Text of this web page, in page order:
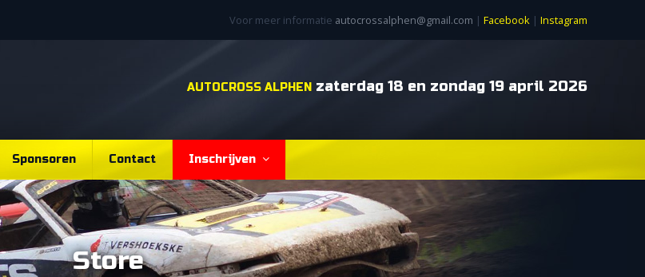
Voor meer informatie autocrossalphen@gmail.com | Facebook | Instagram
AUTOCROSS ALPHEN zaterdag 18 en zondag 19 april 2026
Sponsoren Contact Inschrijven
Store